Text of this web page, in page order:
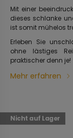
Mit einer
dieses schlanke
ist somit mühelos
Erleben Sie
ohne lästiges
praktischer denn je!
Mehr erfahren
Nicht auf Lager